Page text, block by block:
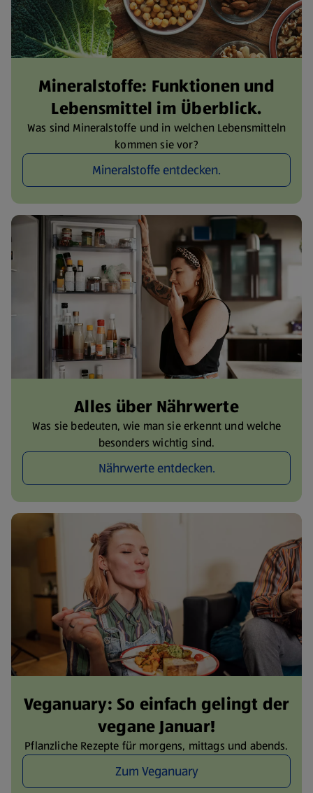
Mineralstoffe: Funktionen und
Lebensmittel im Überblick.
Was sind Mineralstoffe und in welchen Lebensmitteln
kommen sie vor?
Mineralstoffe entdecken.
Alles über Nährwerte
Was sie bedeuten, wie man sie erkennt und welche
besonders wichtig sind.
Nährwerte entdecken.
Veganuary: So einfach gelingt der
vegane Januar!
Pflanzliche Rezepte für morgens, mittags und abends.
Zum Veganuary